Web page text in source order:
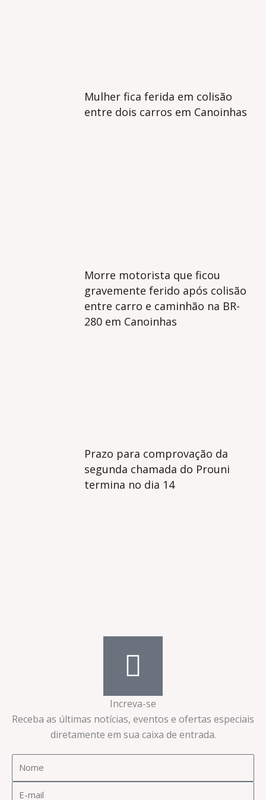
Mulher fica ferida em colisão
entre dois carros em Canoinhas
Morre motorista que ficou
gravemente ferido após colisão
entre carro e caminhão na BR-
280 em Canoinhas
Prazo para comprovação da
segunda chamada do Prouni
termina no dia 14
Increva-se
Receba as últimas notícias, eventos e ofertas especiais
diretamente em sua caixa de entrada.​